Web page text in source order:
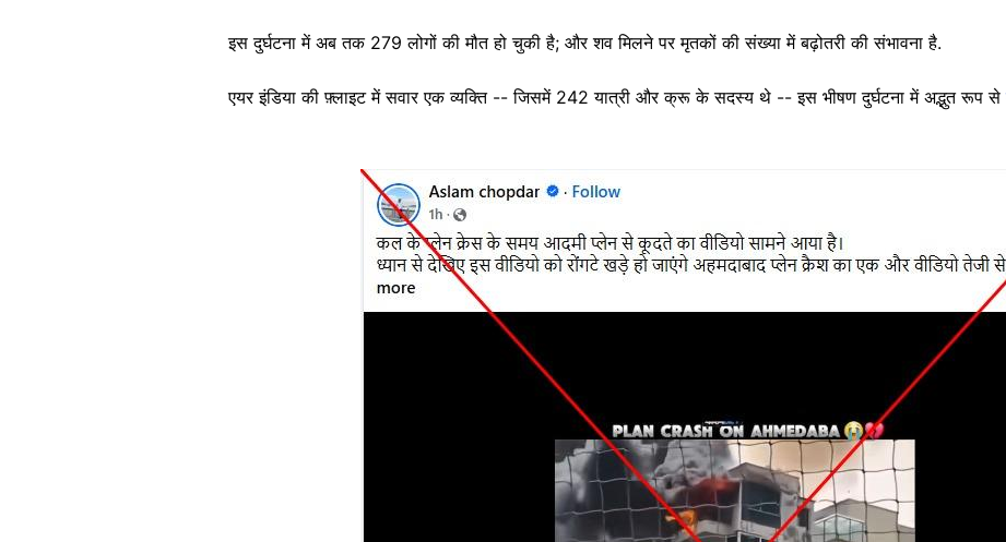
इस दुर्घटना में अब तक 279 लोगों की मौत हो चुकी है; और शव मिलने पर मृतकों की संख्या में बढ़ोतरी की संभावना है.
एयर इंडिया की फ़्लाइट में सवार एक व्यक्ति -- जिसमें 242 यात्री और क्रू के सदस्य थे -- इस भीषण दुर्घटना में अद्भुत रूप से